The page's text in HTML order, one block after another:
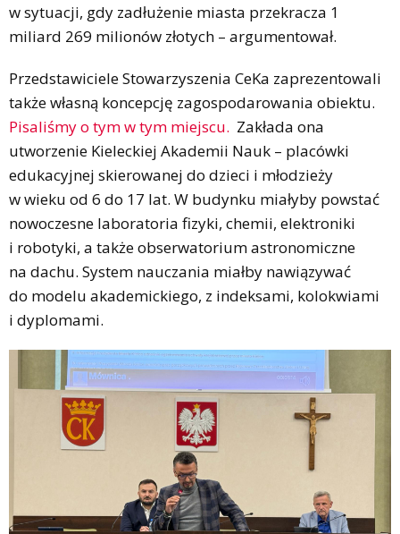
w sytuacji, gdy zadłużenie miasta przekracza 1
miliard 269 milionów złotych – argumentował.
Przedstawiciele Stowarzyszenia CeKa zaprezentowali
także własną koncepcję zagospodarowania obiektu.
Pisaliśmy o tym w tym miejscu. Zakłada ona
utworzenie Kieleckiej Akademii Nauk – placówki
edukacyjnej skierowanej do dzieci i młodzieży
w wieku od 6 do 17 lat. W budynku miałyby powstać
nowoczesne laboratoria fizyki, chemii, elektroniki
i robotyki, a także obserwatorium astronomiczne
na dachu. System nauczania miałby nawiązywać
do modelu akademickiego, z indeksami, kolokwiami
i dyplomami.